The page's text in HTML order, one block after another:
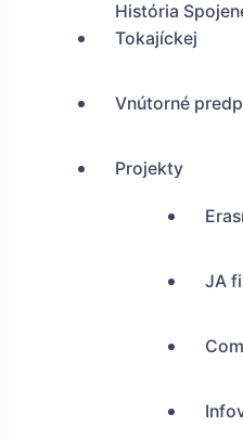
ŠUP
História
Tokajíckej
Vnútorné
Projekty
JA